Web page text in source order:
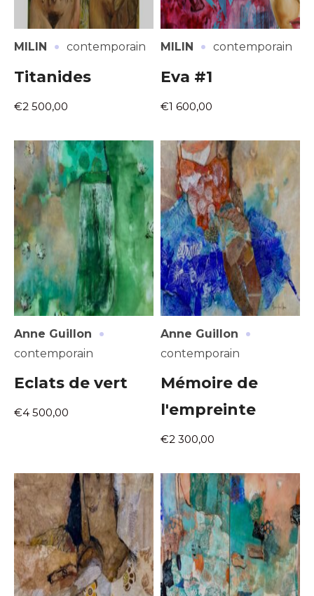
MILIN · contemporain
Titanides
€2 500,00
MILIN · contemporain
Eva #1
€1 600,00
Anne Guillon ·
contemporain
Eclats de vert
€4 500,00
Anne Guillon ·
contemporain
Mémoire de
l'empreinte
€2 300,00